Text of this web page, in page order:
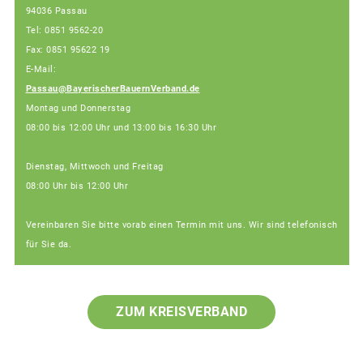
94036 Passau
Tel: 0851 9562-20
Fax: 0851 95622 19
E-Mail:
Passau@BayerischerBauernVerband.de
Montag und Donnerstag
08:00 bis 12:00 Uhr und 13:00 bis 16:30 Uhr
Dienstag, Mittwoch und Freitag
08:00 Uhr bis 12:00 Uhr
Vereinbaren Sie bitte vorab einen Termin mit uns. Wir sind telefonisch
für Sie da.
ZUM KREISVERBAND